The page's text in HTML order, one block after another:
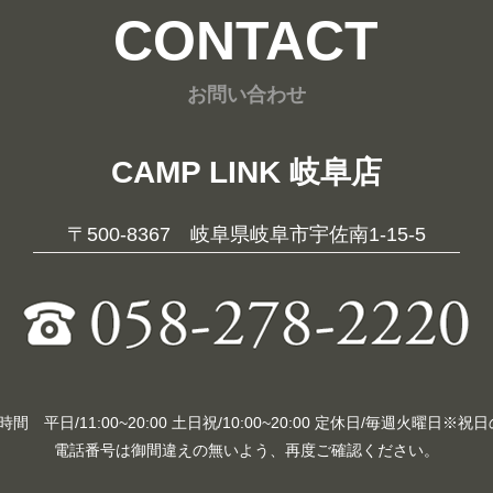
CONTACT
お問い合わせ
CAMP LINK 岐阜店
〒500-8367 岐阜県岐阜市宇佐南1-15-5
時間 平日/11:00~20:00 土日祝/10:00~20:00 定休日/毎週火曜日※祝日
電話番号は御間違えの無いよう、再度ご確認ください。